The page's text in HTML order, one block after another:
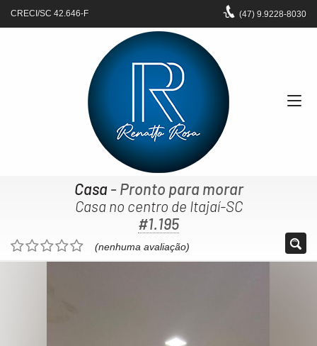
CRECI/SC 42.646-F (47) 9.9228-8030
Casa- Pronto para morar
Casa no centro de Itajaí-SC
#1.195
(nenhuma avaliação)